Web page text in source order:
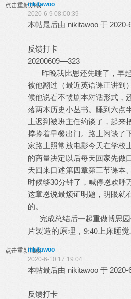
点击重新加载nikitawoo
2020-6-9 08:00:39
本帖最后由 nikitawoo 于 2020-
反馈打卡
20200609—323
昨晚我比恩还先睡了，早
被他翻过（最近英语课正讲到
候他说看不惯剧本对话形式，
落两本历史小丛书。睡到六点
上迟到被班主任约谈了，起
撑拎着早餐出门。路上闲谈
家路上照常放电影今天在学校
的商量决定以后每天回家先做
天回来口述第四章第三节课本
时候够30分钟了，喊停恩欢呼
这章恩说最烦证明题，明眼就
的。
完成总结后一起重做博思园
片製造的原理，9:40上床睡觉
点击重新加载nikitawoo
2020-6-10 17:19:04
本帖最后由 nikitawoo 于 2020-
反馈打卡